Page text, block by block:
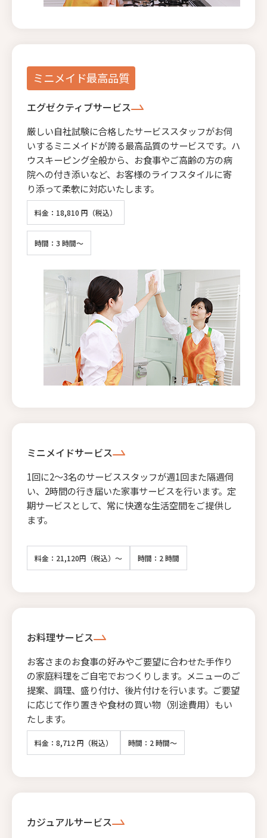
ミニメイド最高品質
エグゼクティブサービス
厳しい自社試験に合格したサービススタッフがお伺
いするミニメイドが誇る最高品質のサービスです。ハ
ウスキーピング全般から、お食事やご高齢の方の病
院への付き添いなど、お客様のライフスタイルに寄
り添って柔軟に対応いたします。
料金：18,810 円（税込）
時間：3 時間～
ミニメイドサービス
1回に2〜3名のサービススタッフが週1回また隔週伺
い、2時間の行き届いた家事サービスを行います。定
期サービスとして、常に快適な生活空間をご提供し
ます。
料金：21,120円（税込）～ 時間：2 時間
お料理サービス
お客さまのお食事の好みやご要望に合わせた手作り
の家庭料理をご自宅でおつくりします。メニューのご
提案、調理、盛り付け、後片付けを行います。ご要望
に応じて作り置きや食材の買い物（別途費用）もい
たします。
料金：8,712 円（税込） 時間：2 時間～
カジュアルサービス